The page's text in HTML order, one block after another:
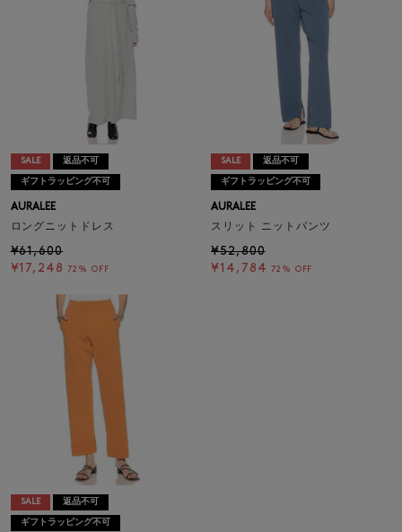
SALE 返品不可
ギフトラッピング不可
AURALEE
ロングニットドレス
¥61,600
¥17,248 72% OFF
SALE 返品不可
ギフトラッピング不可
AURALEE
スリット ニットパンツ
¥52,800
¥14,784 72% OFF
SALE 返品不可
ギフトラッピング不可